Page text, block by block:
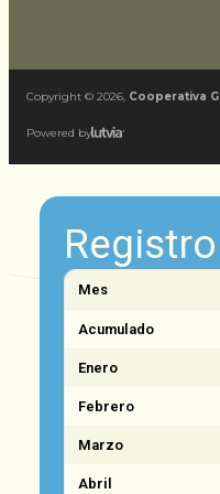
Copyright © 2026, Cooperativa
Powered by
Mes
Acumulado
Enero
Febrero
Marzo
Abril